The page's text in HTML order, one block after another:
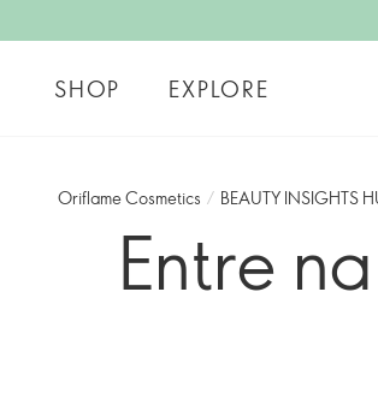
SHOP EXPLORE
Oriflame Cosmetics / BEAUTY INSIGHTS
Entre